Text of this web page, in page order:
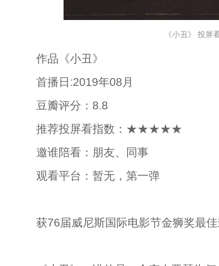
《小丑》 投屏
作品《小丑》
首播日:2019年08月
豆瓣评分：8.8
推荐投屏看指数：★★★★★
邀谁陪看：朋友、同事
观看平台：暂无，第一弹
获76届威尼斯国际电影节金狮奖最